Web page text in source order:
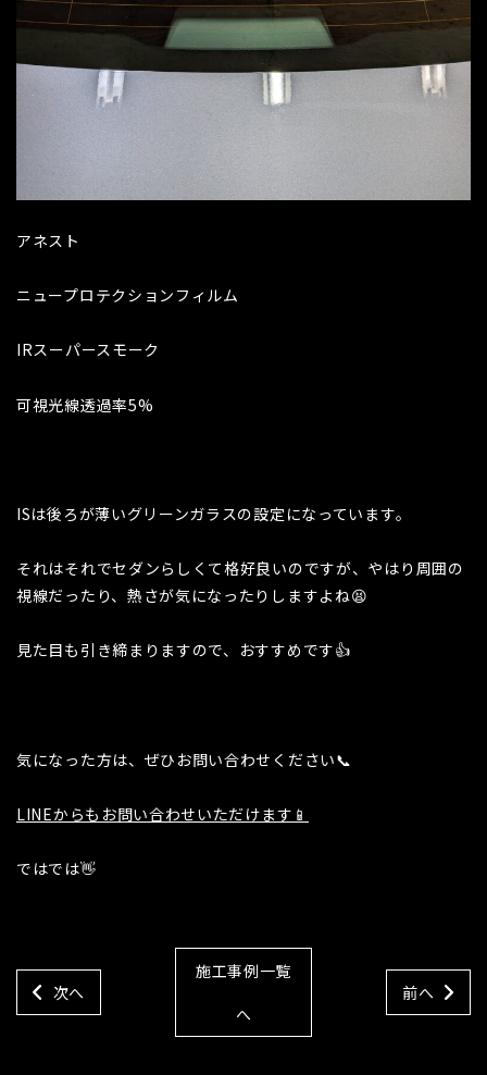
アネスト
ニュープロテクションフィルム
IRスーパースモーク
可視光線透過率5%
ISは後ろが薄いグリーンガラスの設定になっています。
それはそれでセダンらしくて格好良いのですが、やはり周囲の
視線だったり、熱さが気になったりしますよね😫
見た目も引き締まりますので、おすすめです👍
気になった方は、ぜひお問い合わせください📞
LINEからもお問い合わせいただけます📱
ではでは👋
次へ
施工事例一覧
へ
前へ